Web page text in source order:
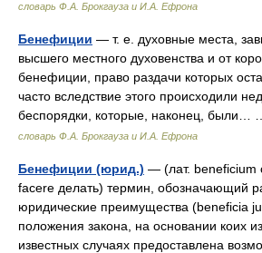
словарь Ф.А. Брокгауза и И.А. Ефрона
Бенефиции — т. е. духовные места,
высшего местного духовенства и от
бенефиции, право раздачи которых
часто вследствие этого происходили
беспорядки, которые, наконец,
словарь Ф.А. Брокгауза и И.А. Ефрона
Бенефиции (юрид.) — (лат. beneficium
facere делать) термин, обозначающий
юридические преимущества (beneficia
положения закона, на основании коих
известных случаях предоставлена